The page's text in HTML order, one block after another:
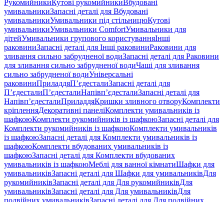
РукомийникиКутові рукомийникиВбудовані
умивальникиЗапасні деталі для Вбудовані
умивальникиУмивальники під стільницюКутові
умивальникиУмивальники ComfortУмивальники для
дітейУмивальники групового користуванняІнші
раковиниЗапасні деталі для Інші раковиниРаковини для
зливання сильно забрудненої водиЗапасні деталі для Раковини
для зливання сильно забрудненої водиЧаші для зливання
сильно забрудненої водиУніверсальні
раковиниПриладдяП’єдесталиЗапасні деталі для
П’єдесталиП’єдесталиНапівп’єдесталиЗапасні деталі для
Напівп’єдесталиПриладдяКришки зливного отворуКомплекти
кріпленняДекоративні панеліКомплекти умивальників із
шафкоюКомплекти рукомийників із шафкоюЗапасні деталі для
Комплекти рукомийників із шафкоюКомплекти умивальників
із шафкоюЗапасні деталі для Комплекти умивальників із
шафкоюКомплекти вбудованих умивальників із
шафкоюЗапасні деталі для Комплекти вбудованих
умивальників із шафкоюМеблі для ванної кімнатиШафки для
умивальниківЗапасні деталі для Шафки для умивальниківДля
рукомийниківЗапасні деталі для Для рукомийниківДля
умивальниківЗапасні деталі для Для умивальниківДля
подвійних умивальниківЗапасні деталі для Для подвійних